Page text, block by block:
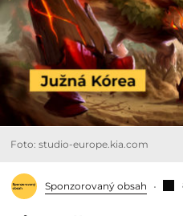
Foto: studio-europe.kia.com
Sponzorovaný obsah